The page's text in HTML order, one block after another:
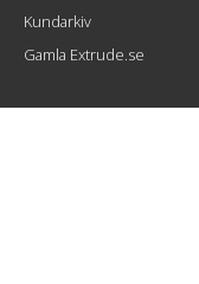
Kundarkiv
Gamla Extrude.se